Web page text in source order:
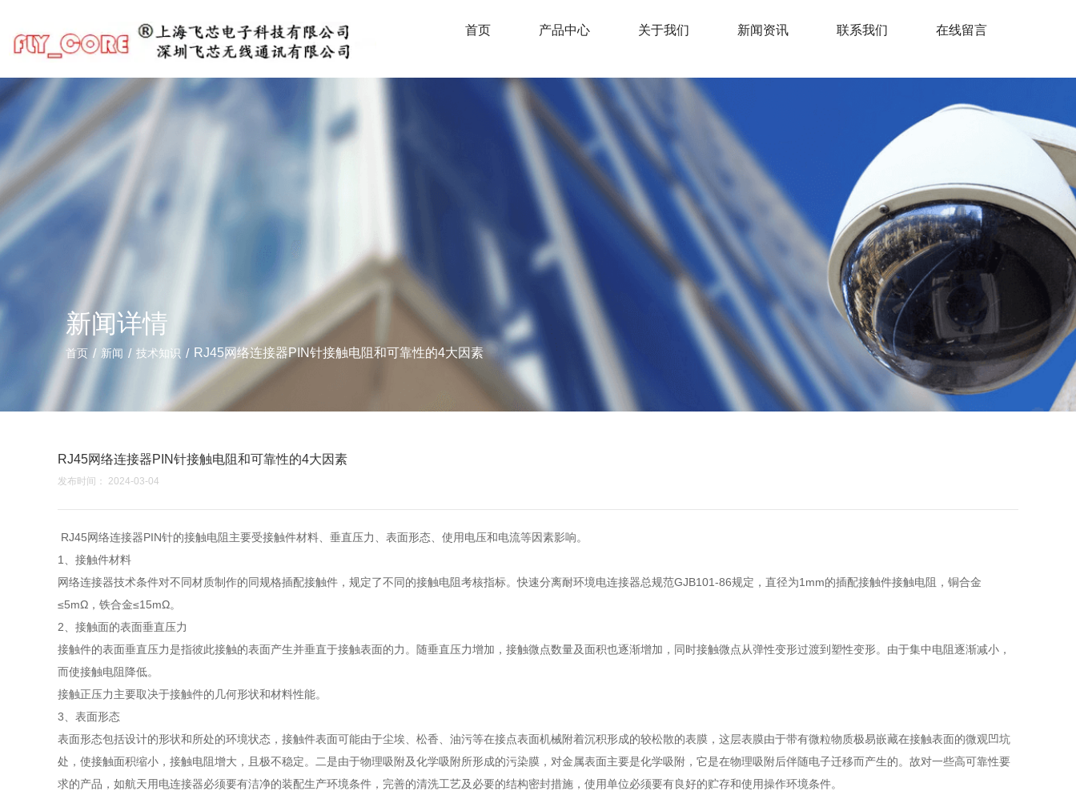
首页 产品中心 关于我们 新闻资讯 联系我们 在线留言
新闻详情
首页 / 新闻 / 技术知识 / RJ45网络连接器PIN针接触电阻和可靠性的4大因素
RJ45网络连接器PIN针接触电阻和可靠性的4大因素
发布时间： 2024-03-04
RJ45网络连接器PIN针的接触电阻主要受接触件材料、垂直压力、表面形态、使用电压和电流等因素影响。
1、接触件材料
网络连接器技术条件对不同材质制作的同规格插配接触件，规定了不同的接触电阻考核指标。快速分离耐环境电连接器总规范GJB101-86规定，直径为1mm的插配接触件接触电阻，铜合金
≤5mΩ，铁合金≤15mΩ。
2、接触面的表面垂直压力
接触件的表面垂直压力是指彼此接触的表面产生并垂直于接触表面的力。随垂直压力增加，接触微点数量及面积也逐渐增加，同时接触微点从弹性变形过渡到塑性变形。由于集中电阻逐渐减小，
而使接触电阻降低。
接触正压力主要取决于接触件的几何形状和材料性能。
3、表面形态
表面形态包括设计的形状和所处的环境状态，接触件表面可能由于尘埃、松香、油污等在接点表面机械附着沉积形成的较松散的表膜，这层表膜由于带有微粒物质极易嵌藏在接触表面的微观凹坑
处，使接触面积缩小，接触电阻增大，且极不稳定。二是由于物理吸附及化学吸附所形成的污染膜，对金属表面主要是化学吸附，它是在物理吸附后伴随电子迁移而产生的。故对一些高可靠性要
求的产品，如航天用电连接器必须要有洁净的装配生产环境条件，完善的清洗工艺及必要的结构密封措施，使用单位必须要有良好的贮存和使用操作环境条件。